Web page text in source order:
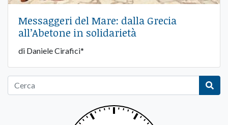
Messaggeri del Mare: dalla Grecia
all’Abetone in solidarietà
di Daniele Cirafici*